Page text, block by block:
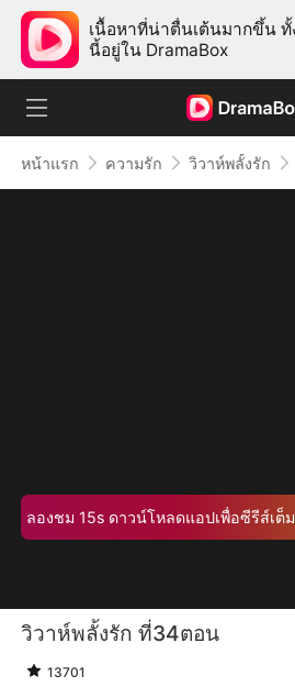
เนื้อหาที่น่าตื่นเต้นมากขึ้น
นี้อยู่ใน DramaBox
หน้าแรก ความรัก วิวาห์พลั้งรัก
ลองชม 15s ดาวน์โหลดแอปเพื่อซีรีส์เต็ม
วิวาห์พลั้งรัก ที่34ตอน
13701